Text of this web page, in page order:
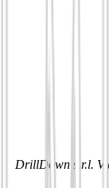
DrillDown s.r.l.